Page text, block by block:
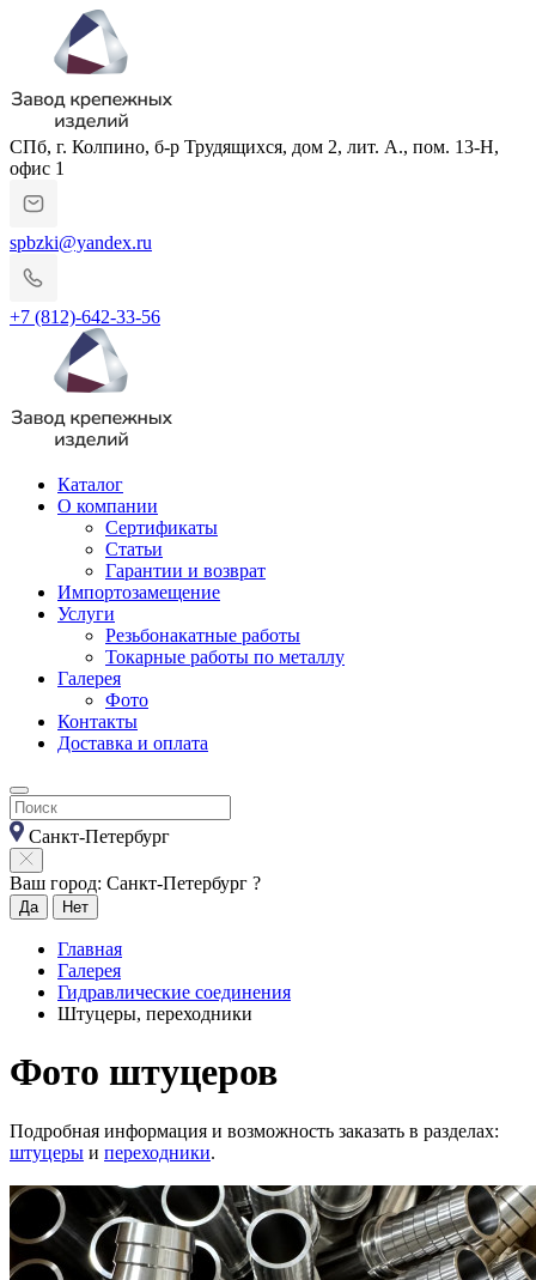
СПб, г. Колпино, б-р Трудящихся, дом 2, лит. А., пом. 13-Н,
офис 1
spbzki@yandex.ru
+7 (812)-642-33-56
Каталог
О компании
Сертификаты
Статьи
Гарантии и возврат
Импортозамещение
Услуги
Резьбонакатные работы
Токарные работы по металлу
Галерея
Фото
Контакты
Доставка и оплата
Санкт-Петербург
Ваш город: Санкт-Петербург ?
Да Нет
Главная
Галерея
Гидравлические соединения
Штуцеры, переходники
Фото штуцеров
Подробная информация и возможность заказать в разделах:
штуцеры и переходники.